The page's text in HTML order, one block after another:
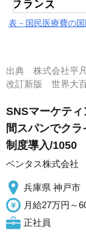
表－国民医療費の
出典 株式会社平
改訂新版 世界大
SNSマーケテ
間スパンでク
制度導入/1050
ベンタス株式会社
兵庫県 神戸市
月給27万円～
正社員